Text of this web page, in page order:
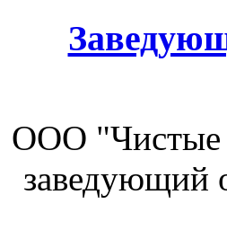
ООО "Чистые
заведующий